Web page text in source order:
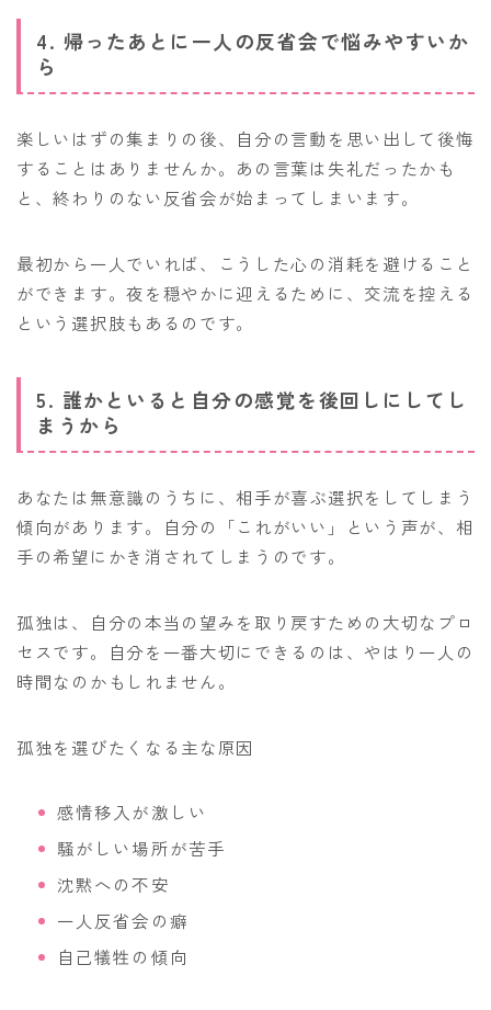
4. 帰ったあとに一人の反省会で悩みやすいか
ら
楽しいはずの集まりの後、自分の言動を思い出して後悔
することはありませんか。あの言葉は失礼だったかも
と、終わりのない反省会が始まってしまいます。
最初から一人でいれば、こうした心の消耗を避けること
ができます。夜を穏やかに迎えるために、交流を控える
という選択肢もあるのです。
5. 誰かといると自分の感覚を後回しにしてし
まうから
あなたは無意識のうちに、相手が喜ぶ選択をしてしまう
傾向があります。自分の「これがいい」という声が、相
手の希望にかき消されてしまうのです。
孤独は、自分の本当の望みを取り戻すための大切なプロ
セスです。自分を一番大切にできるのは、やはり一人の
時間なのかもしれません。
孤独を選びたくなる主な原因
感情移入が激しい
騒がしい場所が苦手
沈黙への不安
一人反省会の癖
自己犠牲の傾向